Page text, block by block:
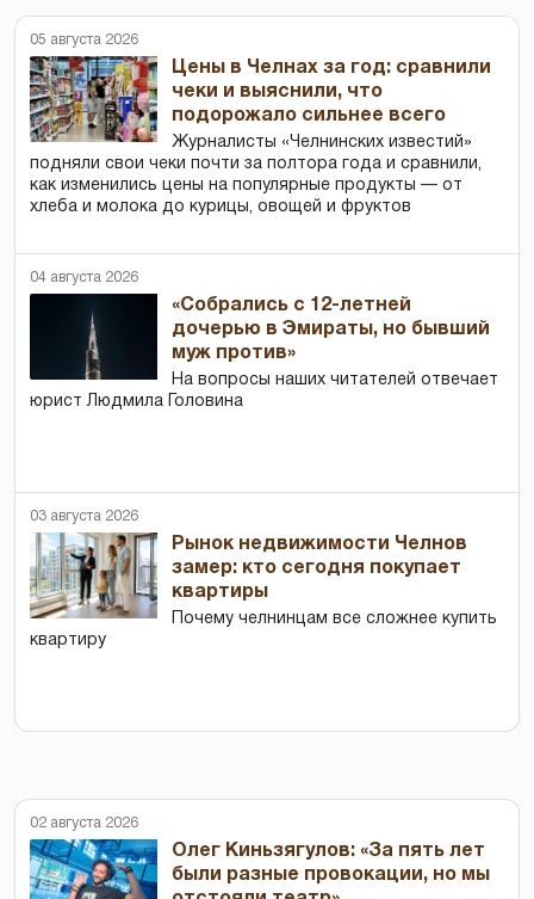
05 августа 2026
Цены в Челнах за год: сравнили
чеки и выяснили, что
подорожало сильнее всего
Журналисты «Челнинских известий»
подняли свои чеки почти за полтора года и сравнили,
как изменились цены на популярные продукты — от
хлеба и молока до курицы, овощей и фруктов
04 августа 2026
«Собрались с 12-летней
дочерью в Эмираты, но бывший
муж против»
На вопросы наших читателей отвечает
юрист Людмила Головина
03 августа 2026
Рынок недвижимости Челнов
замер: кто сегодня покупает
квартиры
Почему челнинцам все сложнее купить
квартиру
02 августа 2026
Олег Киньзягулов: «За пять лет
были разные провокации, но мы